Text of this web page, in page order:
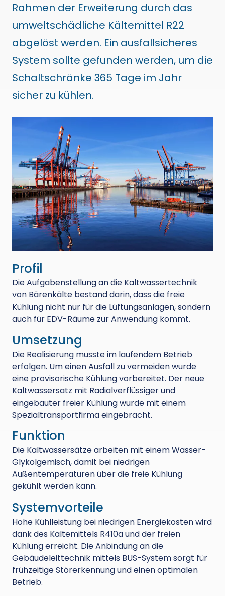
Rahmen der Erweiterung durch das
umweltschädliche Kältemittel R22
abgelöst werden. Ein ausfallsicheres
System sollte gefunden werden, um die
Schaltschränke 365 Tage im Jahr
sicher zu kühlen.
Profil
Die Aufgabenstellung an die Kaltwassertechnik
von Bärenkälte bestand darin, dass die freie
Kühlung nicht nur für die Lüftungsanlagen, sondern
auch für EDV-Räume zur Anwendung kommt.
Umsetzung
Die Realisierung musste im laufendem Betrieb
erfolgen. Um einen Ausfall zu vermeiden wurde
eine provisorische Kühlung vorbereitet. Der neue
Kaltwassersatz mit Radialverflüssiger und
eingebauter freier Kühlung wurde mit einem
Spezialtransportfirma eingebracht.
Funktion
Die Kaltwassersätze arbeiten mit einem Wasser-
Glykolgemisch, damit bei niedrigen
Außentemperaturen über die freie Kühlung
gekühlt werden kann.
Systemvorteile
Hohe Kühlleistung bei niedrigen Energiekosten wird
dank des Kältemittels R410a und der freien
Kühlung erreicht. Die Anbindung an die
Gebäudeleittechnik mittels BUS-System sorgt für
frühzeitige Störerkennung und einen optimalen
Betrieb.